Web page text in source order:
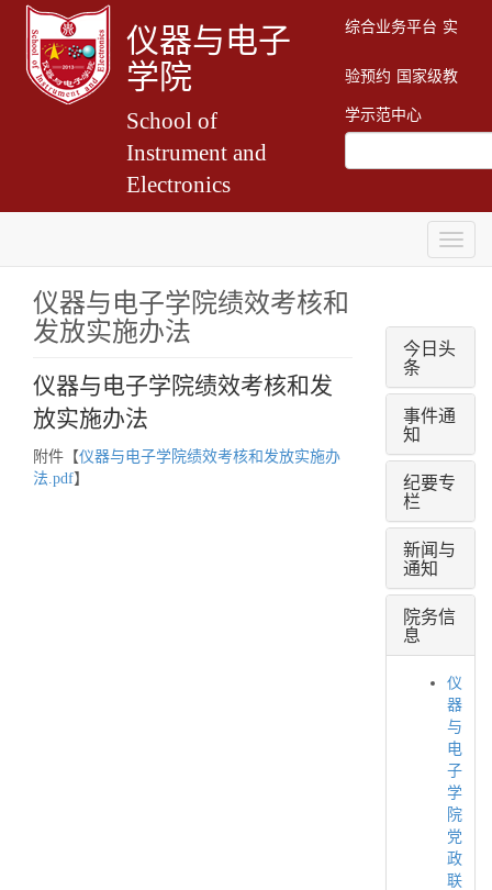
仪器与电子
学院
School of
Instrument and
Electronics
综合业务平台 实
验预约 国家级教
学示范中心
仪器与电子学院绩效考核和
发放实施办法
仪器与电子学院绩效考核和发
放实施办法
附件【仪器与电子学院绩效考核和发放实施办
法.pdf】
今日头
条
事件通
知
纪要专
栏
新闻与
通知
院务信
息
仪
器
与
电
子
学
院
党
政
联